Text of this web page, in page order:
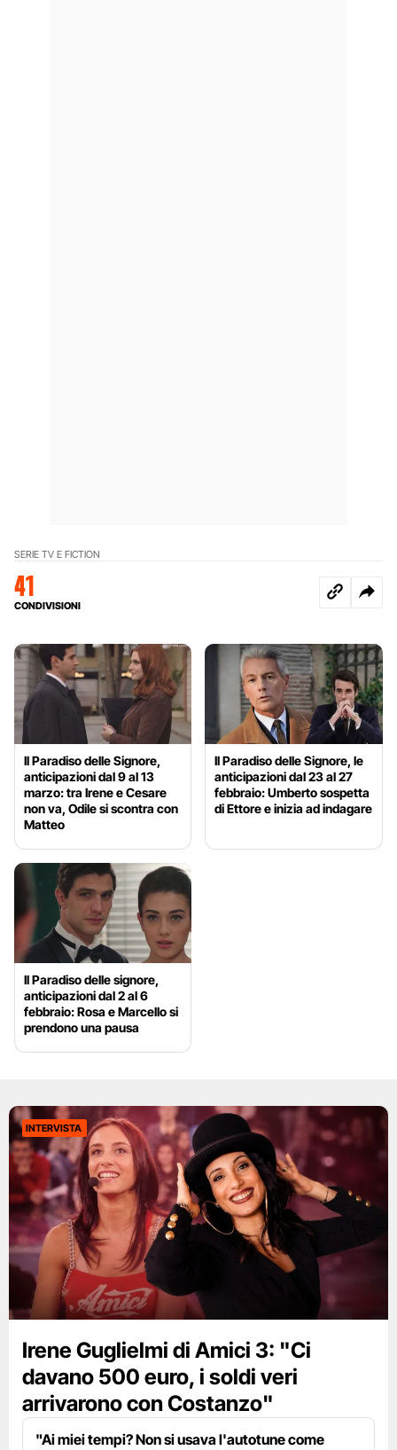
SERIE TV E FICTION
41
CONDIVISIONI
Il Paradiso delle Signore,
anticipazioni dal 9 al 13
marzo: tra Irene e Cesare
non va, Odile si scontra con
Matteo
Il Paradiso delle Signore, le
anticipazioni dal 23 al 27
febbraio: Umberto sospetta
di Ettore e inizia ad indagare
Il Paradiso delle signore,
anticipazioni dal 2 al 6
febbraio: Rosa e Marcello si
prendono una pausa
INTERVISTA
Irene Guglielmi di Amici 3: "Ci
davano 500 euro, i soldi veri
arrivarono con Costanzo"
"Ai miei tempi? Non si usava l'autotune come